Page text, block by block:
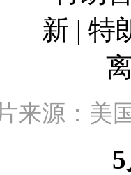
来源：美